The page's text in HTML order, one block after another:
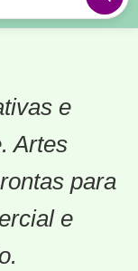
e
Artes
para
e